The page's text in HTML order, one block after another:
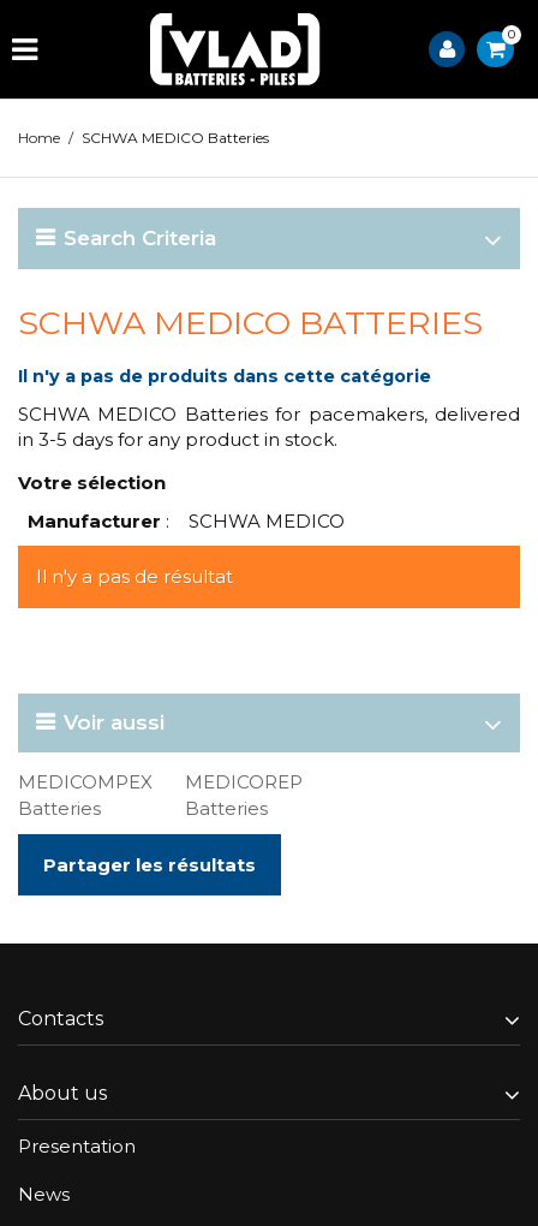
0
Home / SCHWA MEDICO Batteries
Search Criteria
SCHWA MEDICO BATTERIES
Il n'y a pas de produits dans cette catégorie
SCHWA MEDICO Batteries for pacemakers, delivered
in 3-5 days for any product in stock.
Votre sélection
Manufacturer : SCHWA MEDICO
Il n'y a pas de résultat
Voir aussi
MEDICOMPEX
Batteries
MEDICOREP
Batteries
Partager les résultats
Contacts
About us
Presentation
News